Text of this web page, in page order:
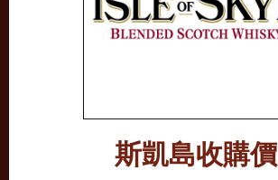
斯凱島收購價